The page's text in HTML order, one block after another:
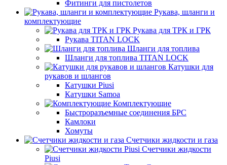
Фитинги для пистолетов
Рукава, шланги и
комплектующие
Рукава для ТРК и ГРК
Рукава TITAN LOCK
Шланги для топлива
Шланги для топлива TITAN LOCK
Катушки для
рукавов и шлангов
Катушки Piusi
Катушки Samoa
Комплектующие
Быстроразъемные соединения БРС
Камлоки
Хомуты
Счетчики жидкости и газа
Счетчики жидкости
Piusi